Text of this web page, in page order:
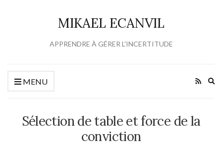
MIKAEL ECANVIL
APPRENDRE À GÉRER L'INCERTITUDE
MENU
Sélection de table et force de la
conviction